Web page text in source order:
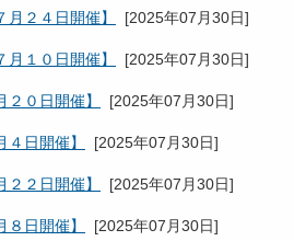
２４日開催】 [2025年07月30日]
１０日開催】 [2025年07月30日]
０日開催】 [2025年07月30日]
日開催】 [2025年07月30日]
２日開催】 [2025年07月30日]
日開催】 [2025年07月30日]